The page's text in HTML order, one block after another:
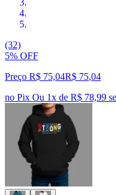
(32)
5% OFF
Preço R$ 75,04R$ 75,04
no Pix Ou 1x de R$ 78,99